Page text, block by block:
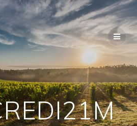
Passer
au
contenu